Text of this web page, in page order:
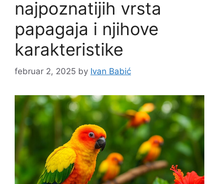
najpoznatijih vrsta
papagaja i njihove
karakteristike
februar 2, 2025 by Ivan Babić